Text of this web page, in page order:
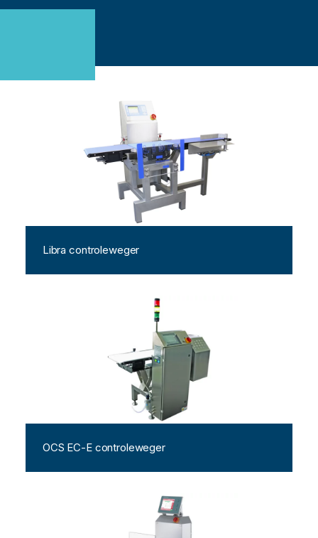
Libra controleweger
OCS EC-E controleweger